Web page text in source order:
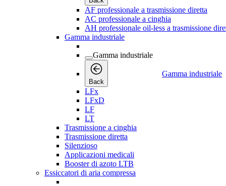
AF professionale a trasmissione diretta
AC professionale a cinghia
AH professionale oil-less a trasmissione
Gamma industriale
Gamma industriale
Back
Gamma industriale
LFx
LFxD
LF
LT
Trasmissione a cinghia
Trasmissione diretta
Silenzioso
Applicazioni medicali
Booster di azoto LTB
Essiccatori di aria compressa